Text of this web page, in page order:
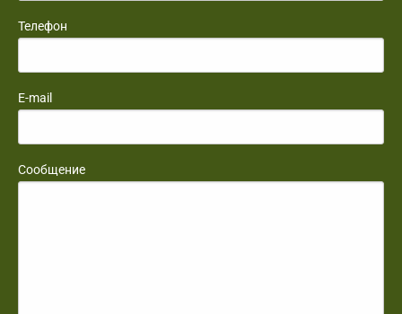
Телефон
E-mail
Сообщение